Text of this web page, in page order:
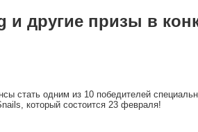
и другие призы в
стать одним из 10 победителей
который состоится 23 февраля!